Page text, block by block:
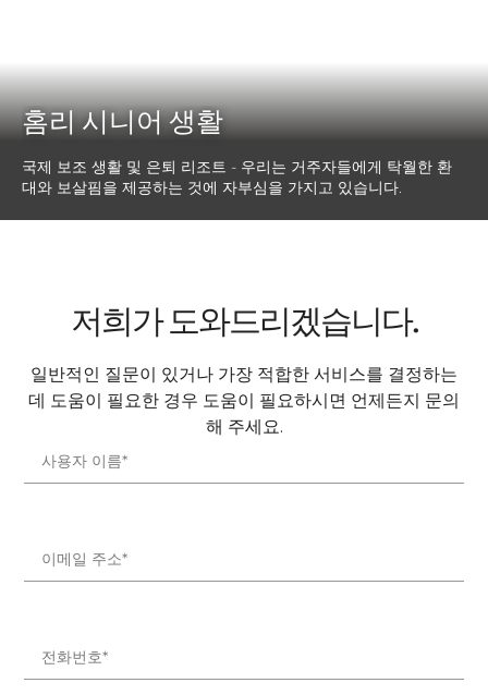
홈리 시니어 생활
국제 보조 생활 및 은퇴 리조트 - 우리는 거주자들에게 탁월한 환
대와 보살핌을 제공하는 것에 자부심을 가지고 있습니다.
저희가 도와드리겠습니다.
일반적인 질문이 있거나 가장 적합한 서비스를 결정하는
데 도움이 필요한 경우 도움이 필요하시면 언제든지 문의
해 주세요.